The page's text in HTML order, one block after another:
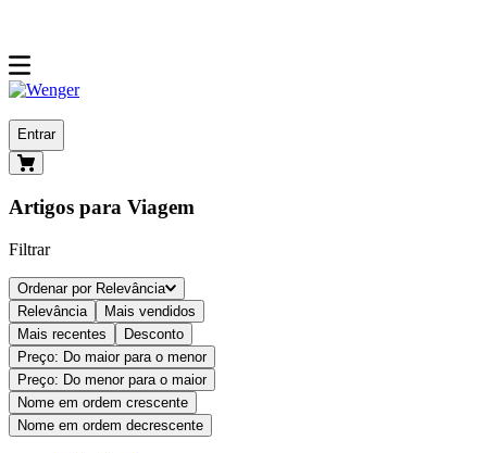
Entrar
Artigos para Viagem
Filtrar
Ordenar por Relevância
Relevância
Mais vendidos
Mais recentes
Desconto
Preço: Do maior para o menor
Preço: Do menor para o maior
Nome em ordem crescente
Nome em ordem decrescente